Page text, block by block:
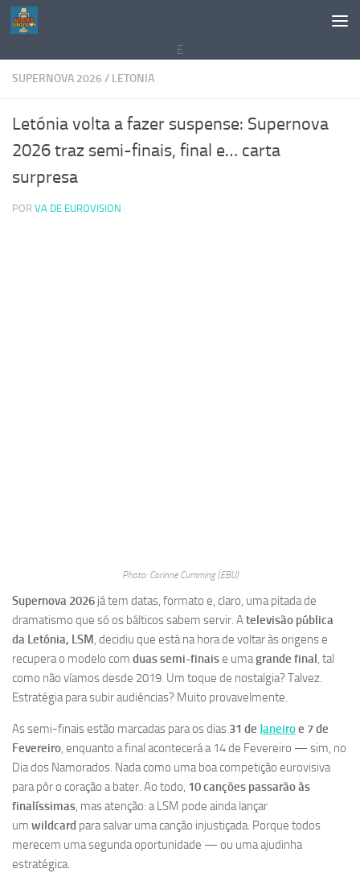
Saltar al contenido
E
SUPERNOVA 2026 / LETONIA
Letónia volta a fazer suspense: Supernova
2026 traz semi-finais, final e… carta
surpresa
POR VA DE EUROVISION ·
Photo: Corinne Cumming (EBU)
Supernova 2026 já tem datas, formato e, claro, uma pitada de
dramatismo que só os bálticos sabem servir. Atelevisão pública
da Letónia, LSM, decidiu que está na hora de voltar às origens e
recupera o modelo com duas semi-finaise umagrande final, tal
como não víamos desde 2019. Um toque de nostalgia? Talvez.
Estratégia para subir audiências? Muito provavelmente.
As semi-finais estão marcadas para os dias 31 de Janeiroe 7 de
Fevereiro, enquanto a final acontecerá a 14 de Fevereiro — sim, no
Dia dos Namorados. Nada como uma boa competição eurovisiva
para pôr o coração a bater. Ao todo, 10 canções passarão às
finalíssimas, mas atenção: a LSM pode ainda lançar
um wildcard para salvar uma canção injustiçada. Porque todos
merecem uma segunda oportunidade — ou uma ajudinha
estratégica.